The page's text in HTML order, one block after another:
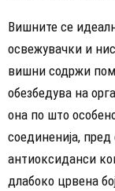
Вишните се
освежувачки и
вишни содржи
обезбедува на
она по што
соединенија,
антиоксиданси
длабоко црвена